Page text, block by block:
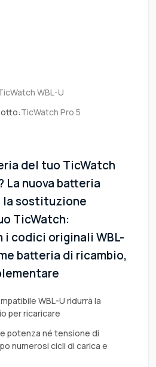
WBL-U
TicWatch Pro 5
del tuo TicWatch
La nuova batteria
la sostituzione
TicWatch:
codici originali WBL-
batteria di ricambio,
WBL-U ridurrà la
per ricaricare
potenza né tensione di
numerosi cicli di carica e